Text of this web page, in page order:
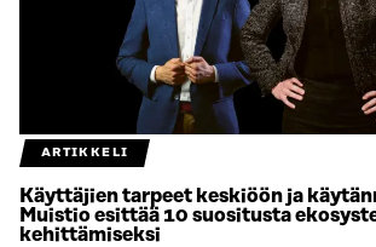
ARTIKKELI
Käyttäjien tarpeet keskiöön ja
Muistio esittää 10 suositusta
kehittämiseksi